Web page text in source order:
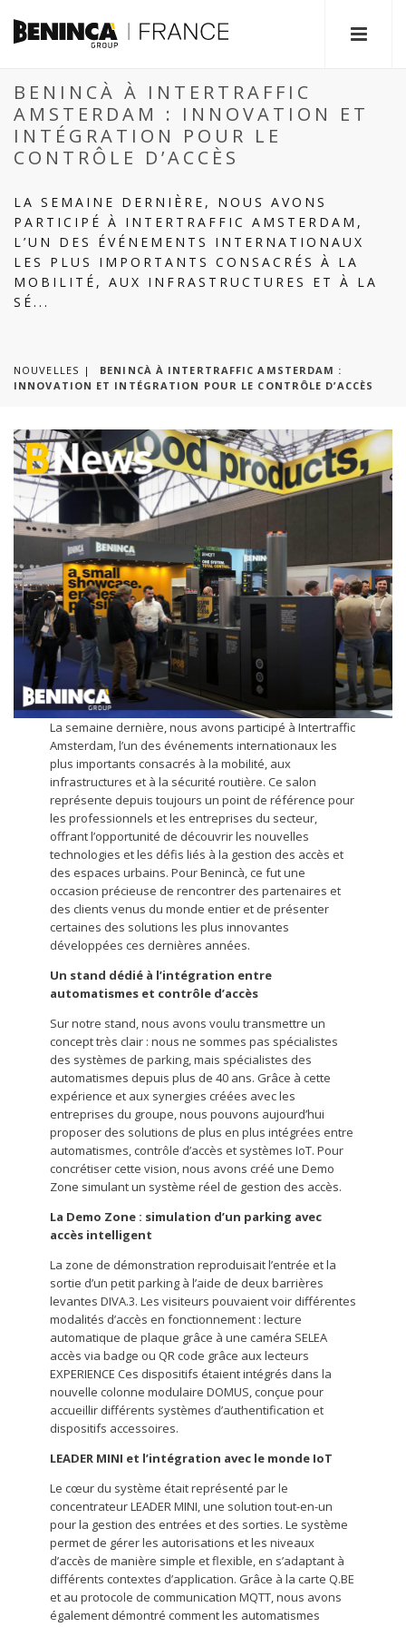
BENINCÀ À INTERTRAFFIC
AMSTERDAM : INNOVATION ET
INTÉGRATION POUR LE
CONTRÔLE D’ACCÈS
LA SEMAINE DERNIÈRE, NOUS AVONS
PARTICIPÉ À INTERTRAFFIC AMSTERDAM,
L’UN DES ÉVÉNEMENTS INTERNATIONAUX
LES PLUS IMPORTANTS CONSACRÉS À LA
MOBILITÉ, AUX INFRASTRUCTURES ET À LA
SÉ...
NOUVELLES
BENINCÀ À INTERTRAFFIC AMSTERDAM :
INNOVATION ET INTÉGRATION POUR LE CONTRÔLE D’ACCÈS
La semaine dernière, nous avons participé à Intertraffic
Amsterdam, l’un des événements internationaux les
plus importants consacrés à la mobilité, aux
infrastructures et à la sécurité routière. Ce salon
représente depuis toujours un point de référence pour
les professionnels et les entreprises du secteur,
offrant l’opportunité de découvrir les nouvelles
technologies et les défis liés à la gestion des accès et
des espaces urbains. Pour Benincà, ce fut une
occasion précieuse de rencontrer des partenaires et
des clients venus du monde entier et de présenter
certaines des solutions les plus innovantes
développées ces dernières années.
Un stand dédié à l’intégration entre
automatismes et contrôle d’accès
Sur notre stand, nous avons voulu transmettre un
concept très clair : nous ne sommes pas spécialistes
des systèmes de parking, mais spécialistes des
automatismes depuis plus de 40 ans. Grâce à cette
expérience et aux synergies créées avec les
entreprises du groupe, nous pouvons aujourd’hui
proposer des solutions de plus en plus intégrées entre
automatismes, contrôle d’accès et systèmes IoT. Pour
concrétiser cette vision, nous avons créé une Demo
Zone simulant un système réel de gestion des accès.
La Demo Zone : simulation d’un parking avec
accès intelligent
La zone de démonstration reproduisait l’entrée et la
sortie d’un petit parking à l’aide de deux barrières
levantes DIVA.3. Les visiteurs pouvaient voir différentes
modalités d’accès en fonctionnement : lecture
automatique de plaque grâce à une caméra SELEA
accès via badge ou QR code grâce aux lecteurs
EXPERIENCE Ces dispositifs étaient intégrés dans la
nouvelle colonne modulaire DOMUS, conçue pour
accueillir différents systèmes d’authentification et
dispositifs accessoires.
LEADER MINI et l’intégration avec le monde IoT
Le cœur du système était représenté par le
concentrateur LEADER MINI, une solution tout-en-un
pour la gestion des entrées et des sorties. Le système
permet de gérer les autorisations et les niveaux
d’accès de manière simple et flexible, en s’adaptant à
différents contextes d’application. Grâce à la carte Q.BE
et au protocole de communication MQTT, nous avons
également démontré comment les automatismes